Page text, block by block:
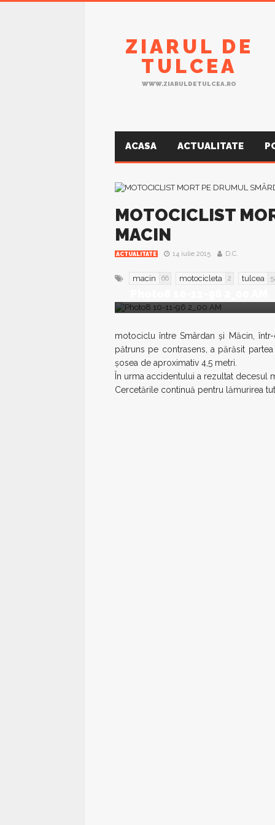
ZIARUL DE
TULCEA
WWW.ZIARULDETULCEA.RO
ACASA ACTUALITATE
MOTOCICLIST
MACIN
ACTUALITATE 14 iulie 2015 D.C.
macin 66 motocicleta 2 tulcea
motociclu între Smârdan şi Măcin,
pătruns pe contrasens, a părăsit
şosea de aproximativ 4,5 metri.
În urma accidentului a rezultat
Cercetările continuă pentru lămurirea